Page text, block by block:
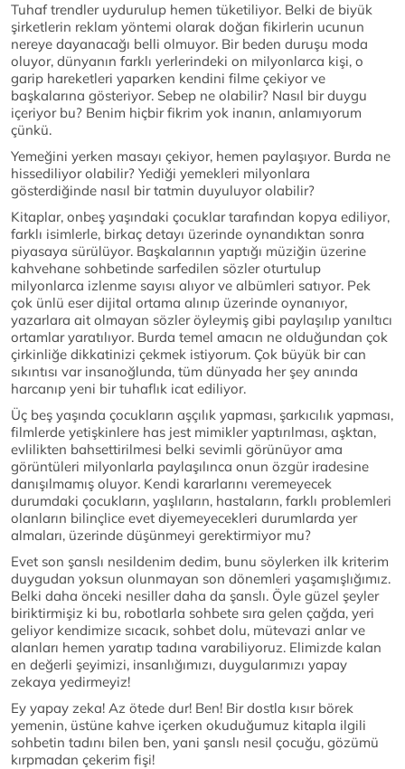
Tuhaf trendler uydurulup hemen tüketiliyor. Belki de biyük
şirketlerin reklam yöntemi olarak doğan fikirlerin ucunun
nereye dayanacağı belli olmuyor. Bir beden duruşu moda
oluyor, dünyanın farklı yerlerindeki on milyonlarca kişi, o
garip hareketleri yaparken kendini filme çekiyor ve
başkalarına gösteriyor. Sebep ne olabilir? Nasıl bir duygu
içeriyor bu? Benim hiçbir fikrim yok inanın, anlamıyorum
çünkü.
Yemeğini yerken masayı çekiyor, hemen paylaşıyor. Burda ne
hissediliyor olabilir? Yediği yemekleri milyonlara
gösterdiğinde nasıl bir tatmin duyuluyor olabilir?
Kitaplar, onbeş yaşındaki çocuklar tarafından kopya ediliyor,
farklı isimlerle, birkaç detayı üzerinde oynandıktan sonra
piyasaya sürülüyor. Başkalarının yaptığı müziğin üzerine
kahvehane sohbetinde sarfedilen sözler oturtulup
milyonlarca izlenme sayısı alıyor ve albümleri satıyor. Pek
çok ünlü eser dijital ortama alınıp üzerinde oynanıyor,
yazarlara ait olmayan sözler öyleymiş gibi paylaşılıp yanıltıcı
ortamlar yaratılıyor. Burda temel amacın ne olduğundan çok
çirkinliğe dikkatinizi çekmek istiyorum. Çok büyük bir can
sıkıntısı var insanoğlunda, tüm dünyada her şey anında
harcanıp yeni bir tuhaflık icat ediliyor.
Üç beş yaşında çocukların aşçılık yapması, şarkıcılık yapması,
filmlerde yetişkinlere has jest mimikler yaptırılması, aşktan,
evlilikten bahsettirilmesi belki sevimli görünüyor ama
görüntüleri milyonlarla paylaşılınca onun özgür iradesine
danışılmamış oluyor. Kendi kararlarını veremeyecek
durumdaki çocukların, yaşlıların, hastaların, farklı problemleri
olanların bilinçlice evet diyemeyecekleri durumlarda yer
almaları, üzerinde düşünmeyi gerektirmiyor mu?
Evet son şanslı nesildenim dedim, bunu söylerken ilk kriterim
duygudan yoksun olunmayan son dönemleri yaşamışlığımız.
Belki daha önceki nesiller daha da şanslı. Öyle güzel şeyler
biriktirmişiz ki bu, robotlarla sohbete sıra gelen çağda, yeri
geliyor kendimize sıcacık, sohbet dolu, mütevazi anlar ve
alanları hemen yaratıp tadına varabiliyoruz. Elimizde kalan
en değerli şeyimizi, insanlığımızı, duygularımızı yapay
zekaya yedirmeyiz!
Ey yapay zeka! Az ötede dur! Ben! Bir dostla kısır börek
yemenin, üstüne kahve içerken okuduğumuz kitapla ilgili
sohbetin tadını bilen ben, yani şanslı nesil çocuğu, gözümü
kırpmadan çekerim fişi!